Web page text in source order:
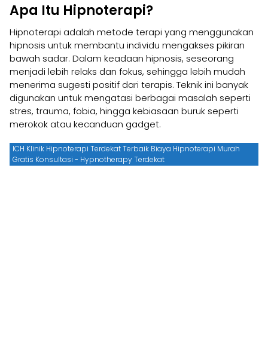
Apa Itu Hipnoterapi?
Hipnoterapi adalah metode terapi yang menggunakan
hipnosis untuk membantu individu mengakses pikiran
bawah sadar. Dalam keadaan hipnosis, seseorang
menjadi lebih relaks dan fokus, sehingga lebih mudah
menerima sugesti positif dari terapis. Teknik ini banyak
digunakan untuk mengatasi berbagai masalah seperti
stres, trauma, fobia, hingga kebiasaan buruk seperti
merokok atau kecanduan gadget.
ICH Klinik Hipnoterapi Terdekat Terbaik Biaya Hipnoterapi Murah
Gratis Konsultasi - Hypnotherapy Terdekat